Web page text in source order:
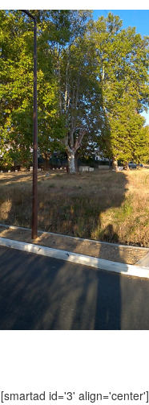
[smartad id='3' align='center']